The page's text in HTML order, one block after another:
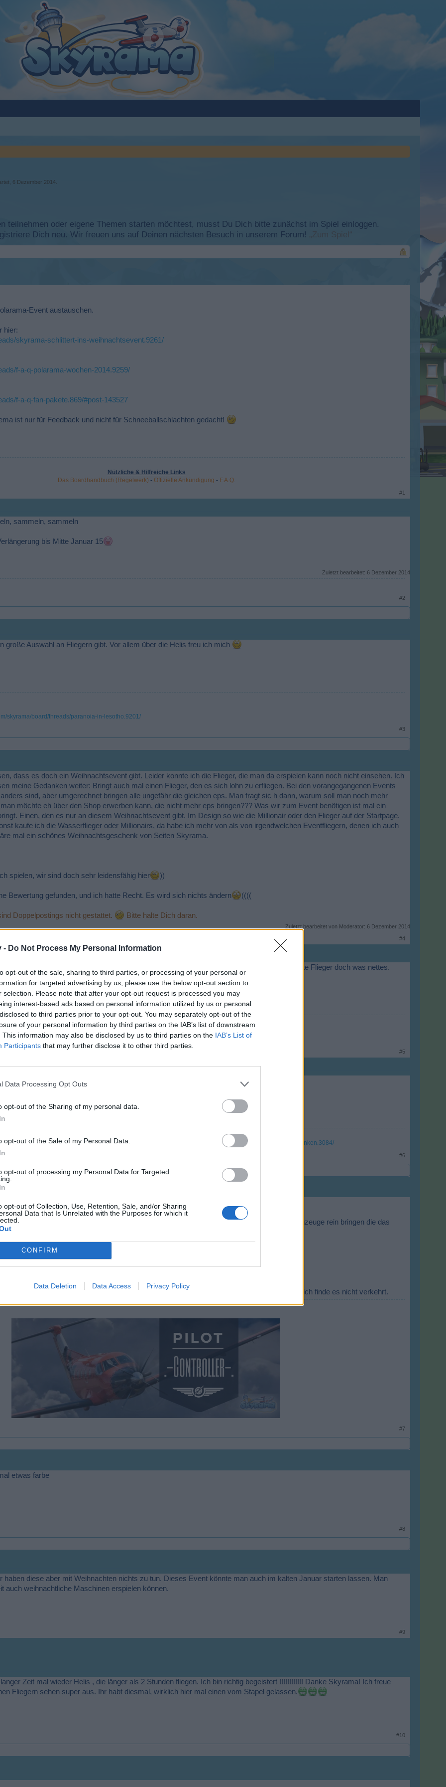
- Do Not Process My Personal Information
opt-out of the sale, sharing to third parties, or processing of your personal or
for targeted advertising by us, please use the below opt-out section to
selection. Please note that after your opt-out request is processed you may
interest-based ads based on personal information utilized by us or personal
to third parties prior to your opt-out. You may separately opt-out of the
of your personal information by third parties on the IAB’s list of downstream
This information may also be disclosed by us to third parties on the IAB’s List of
Participants that may further disclose it to other third parties.
Data Processing Opt Outs
opt-out of the Sharing of my personal data.
opt-out of the Sale of my Personal Data.
opt-out of processing my Personal Data for Targeted
opt-out of Collection, Use, Retention, Sale, and/or Sharing
Data that Is Unrelated with the Purposes for which it
CONFIRM
Data Deletion Data Access Privacy Policy
6 Dezember 2014
teilnehmen oder eigene Themen starten möchtest, musst Du Dich bitte zunächst im Spiel einloggen.
Dich neu. Wir freuen uns auf Deinen nächsten Besuch in unserem Forum!
„Zum Spiel“
Event austauschen.
hier:
skyrama-schlittert-ins-weihnachtsevent.9261/
f-a-q-polarama-wochen-2014.9259/
f-a-q-fan-pakete.869/#post-143527
ist nur für Feedback und nicht für Schneeballschlachten gedacht!
Nützliche & Hilfreiche Links
Das Boardhandbuch (Regelwerk) - Offizielle Ankündigung - F.A.Q.
#1
sammeln, sammeln
bis Mitte Januar 15
Zuletzt bearbeitet: 6 Dezember 2014
#2
große Auswahl an Fliegern gibt. Vor allem über die Helis freu ich mich
skyrama/board/threads/paranoia-in-lesotho.9201/
#3
dass es doch ein Weihnachtsevent gibt. Leider konnte ich die Flieger, die man da erspielen kann noch nicht einsehen. Ich
meine Gedanken weiter: Bringt auch mal einen Flieger, den es sich lohn zu erfliegen. Bei den vorangegangenen Events
sind, aber umgerechnet bringen alle ungefähr die gleichen eps. Man fragt sic h dann, warum soll man noch mehr
möchte eh über den Shop erwerben kann, die nicht mehr eps bringen??? Was wir zum Event benötigen ist mal ein
Einen, den es nur an diesem Weihnachtsevent gibt. Im Design so wie die Millionair oder den Flieger auf der Startpage.
kaufe ich die Wasserflieger oder Millionairs, da habe ich mehr von als von irgendwelchen Eventfliegern, denen ich auch
mal ein schönes Weihnachtsgeschenk von Seiten Skyrama.
spielen, wir sind doch sehr leidensfähig hier
))
Bewertung gefunden, und ich hatte Recht. Es wird sich nichts ändern ((((
Doppelpostings nicht gestattet. Bitte halte Dich daran.
Zuletzt bearbeitet von Moderator: 6 Dezember 2014
#4
nicht besser sind. Ich meine es ist ja nur ein Spiel und da sind abwechslungsreich designte Flieger doch was nettes.
skyrama/board/threads/paranoia-in-lesotho.9201/
#5
,sammeln ,sammeln.
ausreichend Fliegern versorgen, damit ich mir von allen ein paar zulegen kann.
zum Teil aus dem Fundus etwas überarbeitet.Schön bunt, das gefällt mir.
bis der Arzt kommt.
klickst Du hier :http://de.bigpoint.com/skyrama/board/threads/bad-ebneth-boy-in-klein-queensland-oberfranken.3084/
#6
Spieler dieses Event mitspielen und leider kann man in ein solches Event nicht wirklich Flugzeuge rein bringen die das
einem hohen Level das, jedoch muss das Event allgemein gehalten werden.
Style stehen, womit SkyRama eigentlich von Anfang an aufgezogen wurde.
Flugzeuge möchten.
werden, nun ist das Event wieder typisch SkyRama somit Comic Style und ganz ehrlich, ich finde es nicht verkehrt.
#7
etwas farbe
#8
haben diese aber mit Weihnachten nichts zu tun. Dieses Event könnte man auch im kalten Januar starten lassen. Man
auch weihnachtliche Maschinen erspielen können.
#9
Zeit mal wieder Helis , die länger als 2 Stunden fliegen. Ich bin richtig begeistert !!!!!!!!!!!! Danke Skyrama! Ich freue
Fliegern sehen super aus. Ihr habt diesmal, wirklich hier mal einen vom Stapel gelassen.
#10